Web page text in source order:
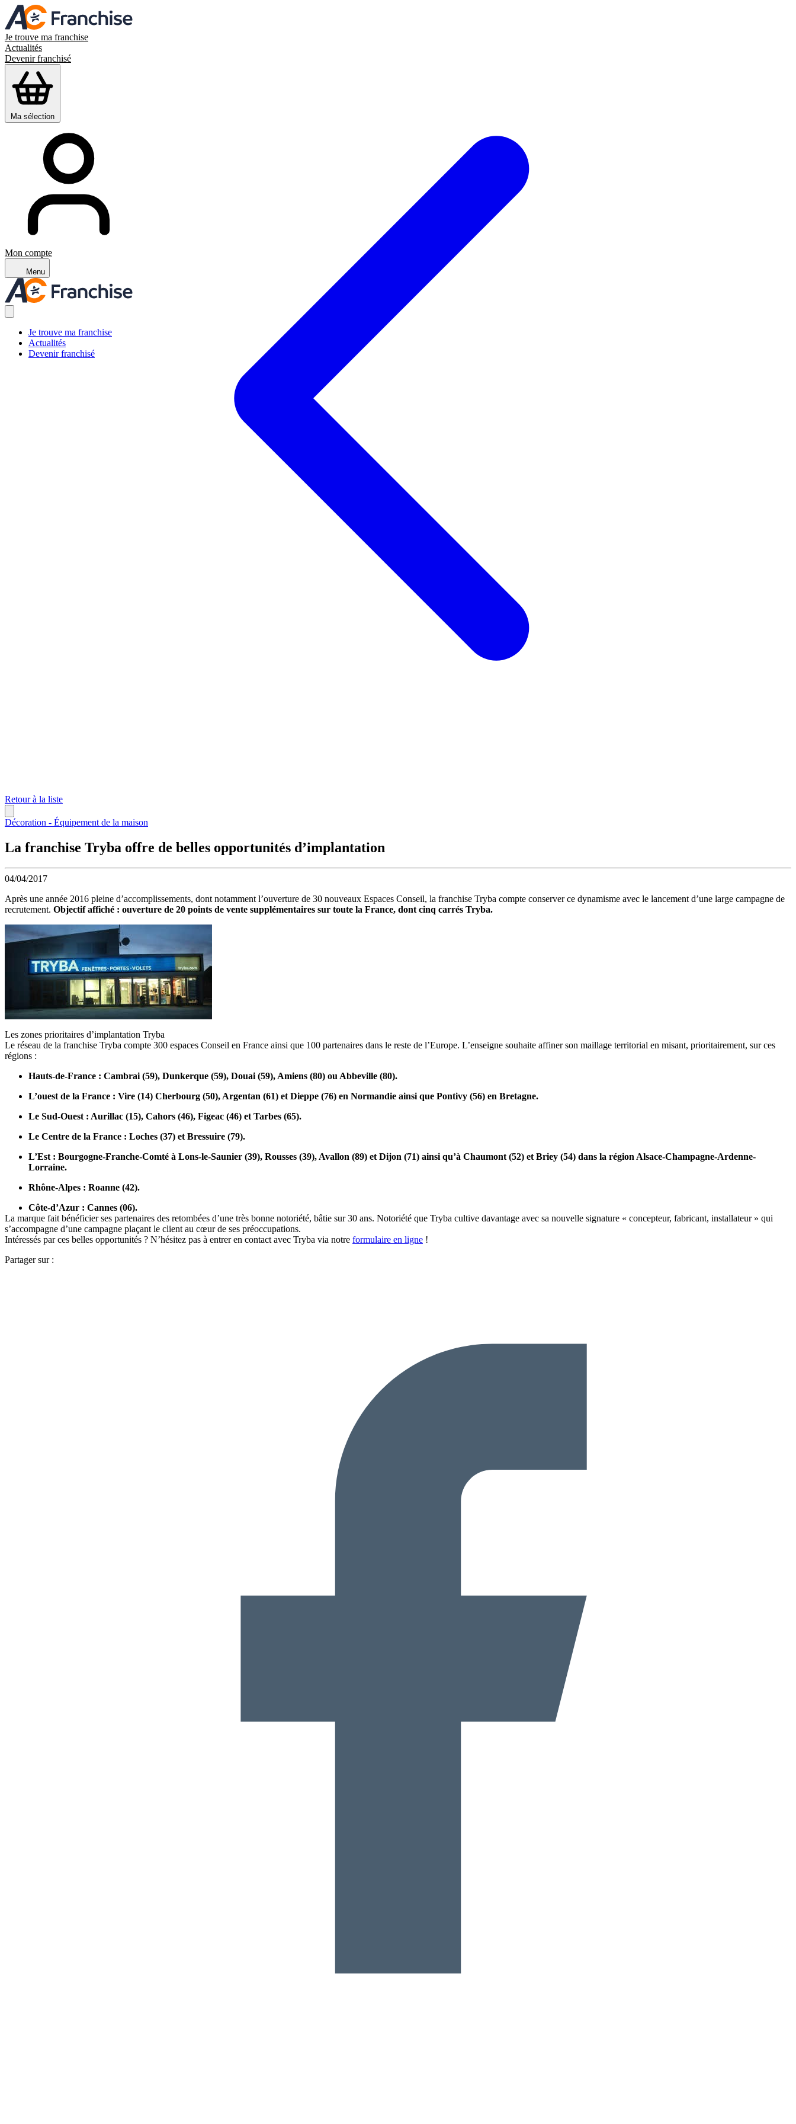
Je trouve ma franchise
Actualités
Devenir franchisé
Ma sélection
Mon compte
Menu
Je trouve ma franchise
Actualités
Devenir franchisé
Retour à la liste
Décoration - Équipement de la maison
La franchise Tryba offre de belles opportunités d’implantation
04/04/2017
Après une année 2016 pleine d’accomplissements, dont notamment l’ouverture de 30 nouveaux Espaces Conseil, la franchise Tryba compte conserver ce dynamisme avec le lancement d’une large campagne de
recrutement. Objectif affiché : ouverture de 20 points de vente supplémentaires sur toute la France, dont cinq carrés Tryba.
Les zones prioritaires d’implantation Tryba
Le réseau de la franchise Tryba compte 300 espaces Conseil en France ainsi que 100 partenaires dans le reste de l’Europe. L’enseigne souhaite affiner son maillage territorial en misant, prioritairement, sur ces
régions :
Hauts-de-France : Cambrai (59), Dunkerque (59), Douai (59), Amiens (80) ou Abbeville (80).
L’ouest de la France : Vire (14) Cherbourg (50), Argentan (61) et Dieppe (76) en Normandie ainsi que Pontivy (56) en Bretagne.
Le Sud-Ouest : Aurillac (15), Cahors (46), Figeac (46) et Tarbes (65).
Le Centre de la France : Loches (37) et Bressuire (79).
L’Est : Bourgogne-Franche-Comté à Lons-le-Saunier (39), Rousses (39), Avallon (89) et Dijon (71) ainsi qu’à Chaumont (52) et Briey (54) dans la région Alsace-Champagne-Ardenne-
Lorraine.
Rhône-Alpes : Roanne (42).
Côte-d’Azur : Cannes (06).
La marque fait bénéficier ses partenaires des retombées d’une très bonne notoriété, bâtie sur 30 ans. Notoriété que Tryba cultive davantage avec sa nouvelle signature « concepteur, fabricant, installateur » qui
s’accompagne d’une campagne plaçant le client au cœur de ses préoccupations.
Intéressés par ces belles opportunités ? N’hésitez pas à entrer en contact avec Tryba via notre formulaire en ligne !
Partager sur :